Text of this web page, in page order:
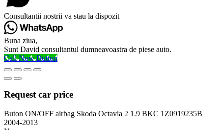
Consultantii nostrii va stau la dispozit
Buna ziua,
Sunt David consultantul dumneavoastra de piese auto.
Call Now Button
Request car price
Buton ON/OFF airbag Skoda Octavia 2 1.9 BKC 1Z0919235B
2004-2013